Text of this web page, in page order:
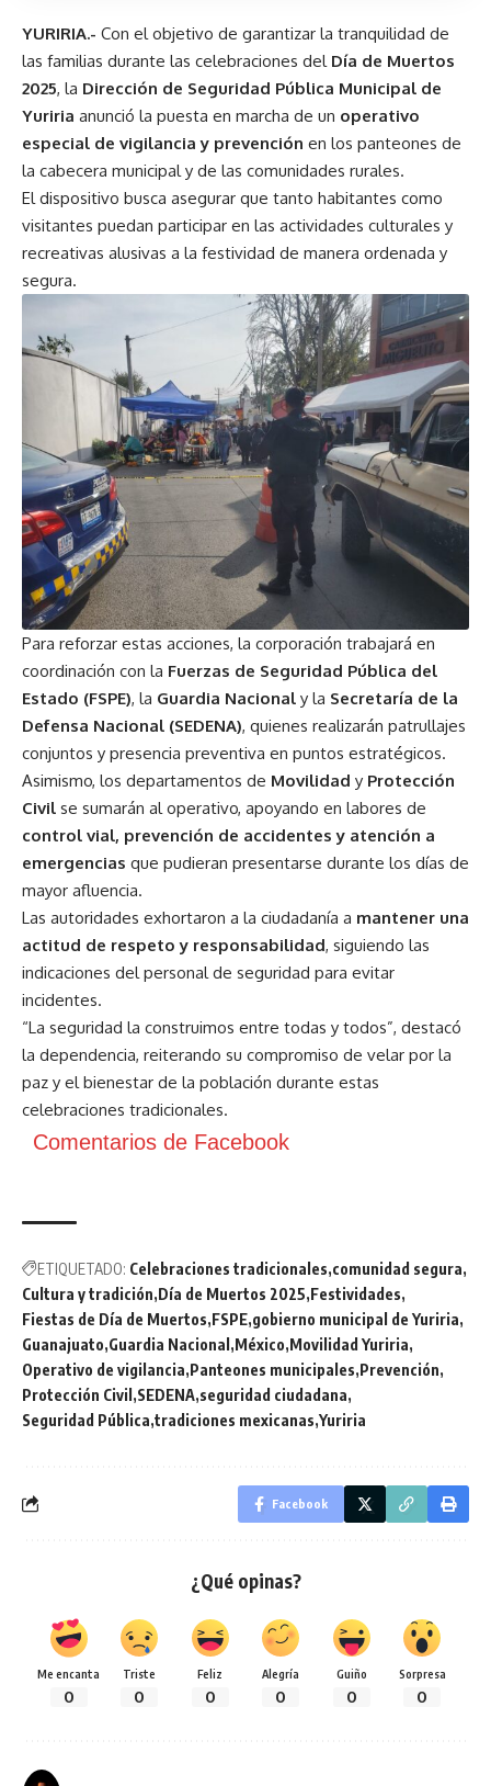
YURIRIA.- Con el objetivo de garantizar la tranquilidad de
las familias durante las celebraciones del Día de Muertos
2025, la Dirección de Seguridad Pública Municipal de
Yuriria anunció la puesta en marcha de un operativo
especial de vigilancia y prevención en los panteones de
la cabecera municipal y de las comunidades rurales.
El dispositivo busca asegurar que tanto habitantes como
visitantes puedan participar en las actividades culturales y
recreativas alusivas a la festividad de manera ordenada y
segura.
Para reforzar estas acciones, la corporación trabajará en
coordinación con la Fuerzas de Seguridad Pública del
Estado (FSPE), la Guardia Nacional y la Secretaría de la
Defensa Nacional (SEDENA), quienes realizarán patrullajes
conjuntos y presencia preventiva en puntos estratégicos.
Asimismo, los departamentos de Movilidad y Protección
Civil se sumarán al operativo, apoyando en labores de
control vial, prevención de accidentes y atención a
emergencias que pudieran presentarse durante los días de
mayor afluencia.
Las autoridades exhortaron a la ciudadanía a mantener una
actitud de respeto y responsabilidad, siguiendo las
indicaciones del personal de seguridad para evitar
incidentes.
“La seguridad la construimos entre todas y todos”, destacó
la dependencia, reiterando su compromiso de velar por la
paz y el bienestar de la población durante estas
celebraciones tradicionales.
Comentarios de Facebook
ETIQUETADO: Celebraciones tradicionales comunidad segura
Cultura y tradición Día de Muertos 2025 Festividades
Fiestas de Día de Muertos FSPE gobierno municipal de Yuriria
Guanajuato Guardia Nacional México Movilidad Yuriria
Operativo de vigilancia Panteones municipales Prevención
Protección Civil SEDENA seguridad ciudadana
Seguridad Pública tradiciones mexicanas Yuriria
Facebook
¿Qué opinas?
Me encanta
0
Triste
0
Feliz
0
Alegría
0
Guiño
0
Sorpresa
0